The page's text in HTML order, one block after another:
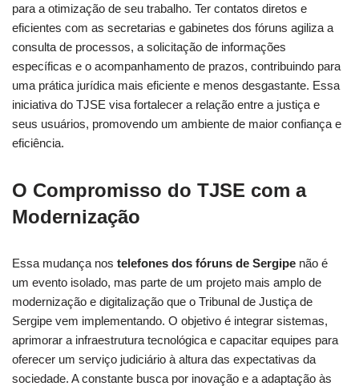
para a otimização de seu trabalho. Ter contatos diretos e
eficientes com as secretarias e gabinetes dos fóruns agiliza a
consulta de processos, a solicitação de informações
específicas e o acompanhamento de prazos, contribuindo para
uma prática jurídica mais eficiente e menos desgastante. Essa
iniciativa do TJSE visa fortalecer a relação entre a justiça e
seus usuários, promovendo um ambiente de maior confiança e
eficiência.
O Compromisso do TJSE com a
Modernização
Essa mudança nos telefones dos fóruns de Sergipe não é
um evento isolado, mas parte de um projeto mais amplo de
modernização e digitalização que o Tribunal de Justiça de
Sergipe vem implementando. O objetivo é integrar sistemas,
aprimorar a infraestrutura tecnológica e capacitar equipes para
oferecer um serviço judiciário à altura das expectativas da
sociedade. A constante busca por inovação e a adaptação às